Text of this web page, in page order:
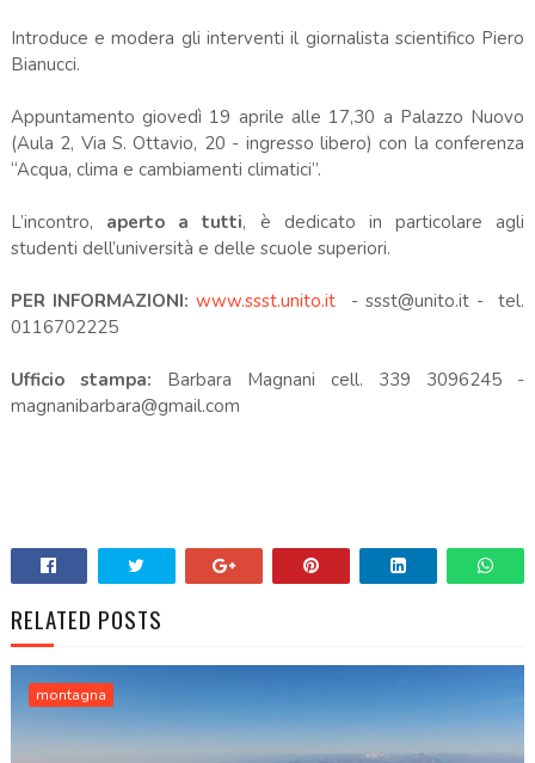
Introduce e modera gli interventi il giornalista scientifico Piero
Bianucci.
Appuntamento giovedì 19 aprile alle 17,30 a Palazzo Nuovo
(Aula 2, Via S. Ottavio, 20 - ingresso libero) con la conferenza
“Acqua, clima e cambiamenti climatici”.
L’incontro, aperto a tutti, è dedicato in particolare agli
studenti dell’università e delle scuole superiori.
PER INFORMAZIONI: www.ssst.unito.it - ssst@unito.it - tel.
0116702225
Ufficio stampa: Barbara Magnani cell. 339 3096245 -
magnanibarbara@gmail.com
RELATED POSTS
montagna